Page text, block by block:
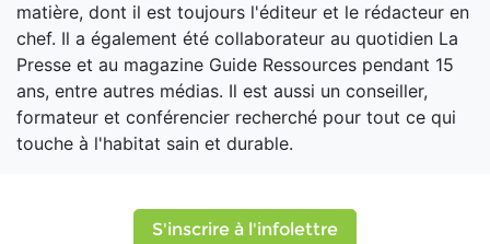
matière, dont il est toujours l'éditeur et le rédacteur en
chef. Il a également été collaborateur au quotidien La
Presse et au magazine Guide Ressources pendant 15
ans, entre autres médias. Il est aussi un conseiller,
formateur et conférencier recherché pour tout ce qui
touche à l'habitat sain et durable.
S'inscrire à l'infolettre